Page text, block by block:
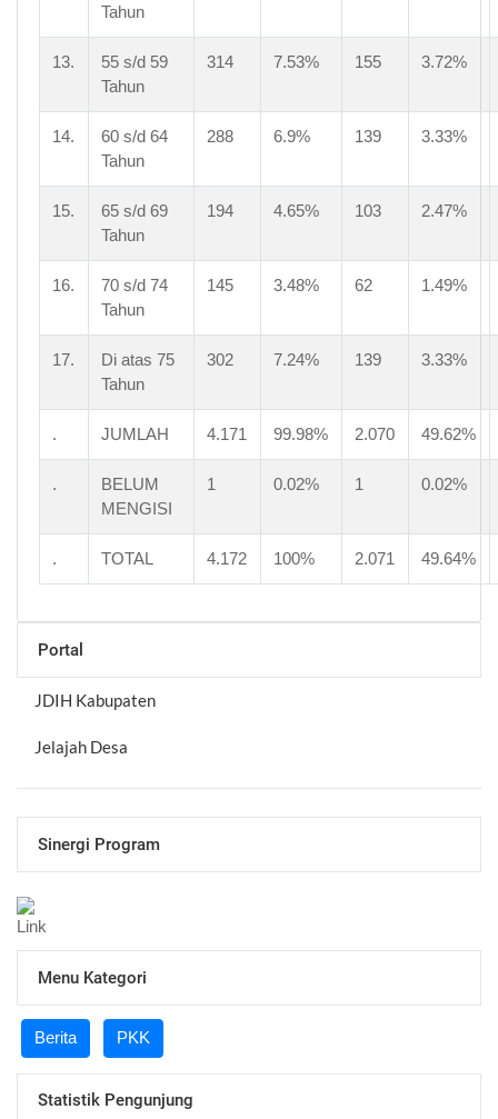
Tahun
13.
55 s/d 59
Tahun
314 7.53% 155 3.72%
14.
60 s/d 64
Tahun
288 6.9% 139 3.33%
15.
65 s/d 69
Tahun
194 4.65% 103 2.47%
16.
70 s/d 74
Tahun
145 3.48% 62 1.49%
17.
Di atas 75
Tahun
302 7.24% 139 3.33%
. JUMLAH 4.171 99.98% 2.070 49.62%
.
BELUM
MENGISI
1 0.02% 1 0.02%
. TOTAL 4.172 100% 2.071 49.64%
Portal
JDIH Kabupaten
Jelajah Desa
Sinergi Program
Menu Kategori
Berita PKK
Statistik Pengunjung